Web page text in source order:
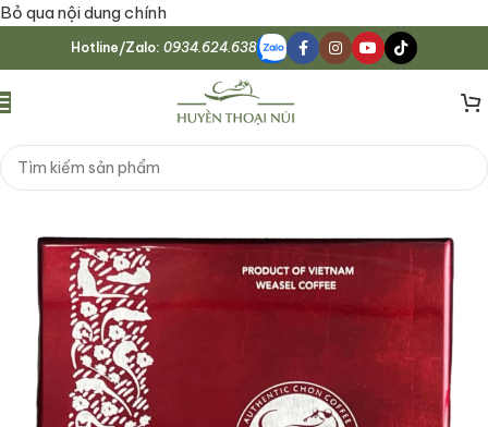
Bỏ qua nội dung chính
Welcome to Huyen Thoai Nui Cafe, please enjoy~
Hotline/Zalo: 0934.624.638